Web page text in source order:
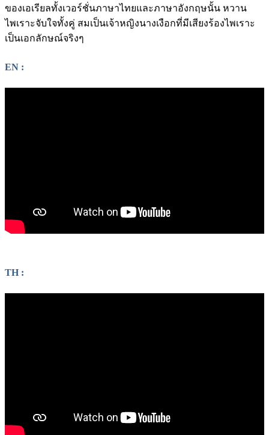
ของเอเรียลทั้งเวอร์ชั่นภาษาไทยและภาษาอังกฤษนั้น หวาน
ไพเราะจับใจทั้งคู่ สมเป็นเจ้าหญิงนางเงือกที่มีเสียงร้องไพเราะ
เป็นเอกลักษณ์จริงๆ
EN :
TH :